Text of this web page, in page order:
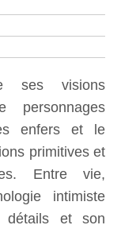
ses visions
personnages
enfers et le
primitives et
Entre vie,
intimiste
détails et son